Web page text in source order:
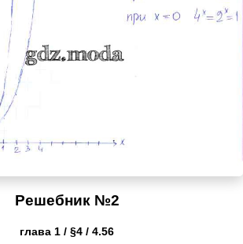
Решебник №2
глава 1 / §4 / 4.56